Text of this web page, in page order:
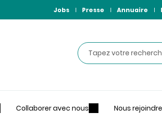
Jobs Presse Annuaire
Rechercher
Collaborer avec nous Nous rejoindre